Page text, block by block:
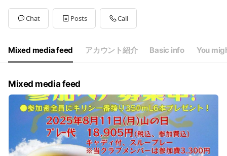
Chat Posts Call
Mixed media feed アカウント紹介 Basic info You
Mixed media feed